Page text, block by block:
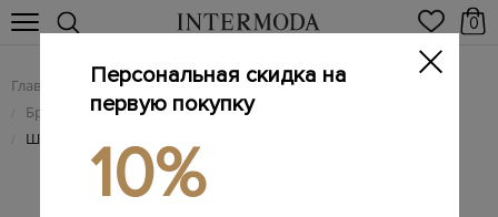
0
Главная Женщинам / Женская одежда
/ Брендовые женские рубашки
/ Шелковая блуза со съемным воротником
Персональная скидка на
первую покупку
10%